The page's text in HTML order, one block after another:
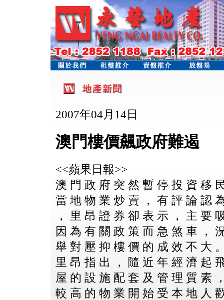
2007年04月14日
澳門樓價飆政府難遏
<<蘋果日報>>
澳 門 政 府 突 然 暫 停 投 資 移
當 地 物 業 炒 賣 ， 有 評 論 認
， 里 昂 證 券 卻 表 示 ， 主 要
因 為 有 關 政 策 而 急 煞 車 ，
舉 對 壓 抑 樓 價 的 成 效 不 大
里 昂 指 出 ， 隨 近 年 經 濟 起
屋 的 設 施 配 套 及 管 理 質 素
較 高 的 物 業 開 始 受 本 地 人